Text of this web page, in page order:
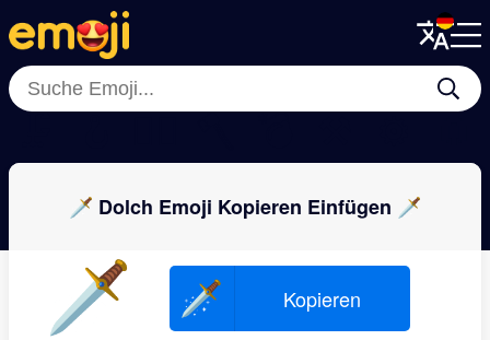
Menu
Close
Menu
Close
🗡 Dolch Emoji Kopieren Einfügen 🗡
🗡 🗡 Kopieren